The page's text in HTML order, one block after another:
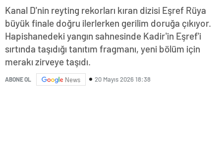
Kanal D'nin reyting rekorları kıran dizisi Eşref Rüya
büyük finale doğru ilerlerken gerilim doruğa çıkıyor.
Hapishanedeki yangın sahnesinde Kadir'in Eşref'i
sırtında taşıdığı tanıtım fragmanı, yeni bölüm için
merakı zirveye taşıdı.
ABONE OL News 20 Mayıs 2026 18:38